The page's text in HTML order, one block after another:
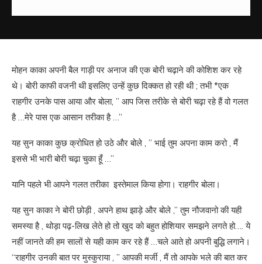
मोहन काका अपनी बैल गाड़ी पर अनाज की एक बोरी चढ़ाने की कोशिश कर रहे
थे। बोरी काफी वजनी थी इसलिए उन्हें कुछ दिक्कत हो रही थी ; तभी *एक
राहगीर उनके पास आया और बोला, ” आप जिस तरीके से बोरी चढ़ा रहे हैं वो गलत
है …मेरे पास एक आसान तरीका है …”
यह सुन काका कुछ क्रोधित हो उठे और बोले , ” भाई तुम अपना काम करो , मैं
इससे भी भारी बोरी चढ़ा चुका हूँ …”
यानि पहले भी आपने गलत तरीका इस्तेमाल किया होगा। राहगीर बोला।
यह सुन काका ने बोरी छोड़ी , अपने हाथ झाड़े और बोले ,” तुम नौजवानो की यही
समस्या है , थोड़ा पढ़-लिख लेते हो तो खुद को बहुत होशियार समझने लगते हो…. ये
नहीं जानते की हम सालों से यही काम कर रहे हैं …चले आते हो अपनी बुद्धि लगाने।
“राहगीर उनकी बात पर मुस्कुराया , ” आपकी मर्जी , मैं तो आपके भले की बात कर